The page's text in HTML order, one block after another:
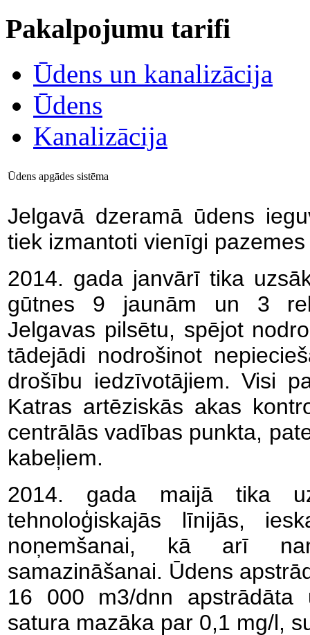
Pakalpojumu tarifi
Ūdens un kanalizācija
Ūdens
Kanalizācija
Ūdens apgādes sistēma
Jelgavā dzeramā ūdens
tiek izmantoti vienīgi
2014. gada janvārī tika
gūtnes 9 jaunām un 3
Jelgavas pilsētu, spējot
tādejādi nodrošinot
drošību iedzīvotājiem. Visi
Katras artēziskās akas
centrālās vadības punkta,
kabeļiem.
2014. gada maijā tika
tehnoloģiskajās līnijās,
noņemšanai, kā arī
samazināšanai. Ūdens
16 000 m3/dnn apstrādāta
satura mazāka par 0,1 mg/l,